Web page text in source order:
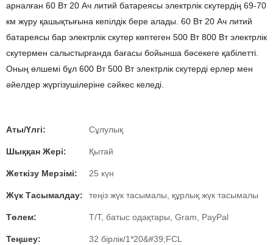
арналған 60 Вт 20 Ач литий батареясы электрлік скутердің 69-70
км жүру қашықтығына кепілдік бере алады. 60 Вт 20 Ач литий
батареясы бар электрлік скутер көптеген 500 Вт 800 Вт электрлік
скутермен салыстырғанда бағасы бойынша бәсекеге қабілетті.
Оның өлшемі бұл 600 Вт 500 Вт электрлік скутерді ерлер мен
әйелдер жүргізушілеріне сәйкес келеді.
Аты/Үлгі: Сұлулық
Шыққан Жері: Қытай
Жеткізу Мерзімі: 25 күн
Жүк Тасымалдау: теңіз жүк тасымалы, құрлық жүк тасымалы
Төлем: T/T, батыс одақтары, Gram, PayPal
Теңшеу: 32 бірлік/1*20&#39;FCL